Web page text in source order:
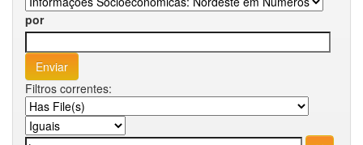
por
Filtros correntes: